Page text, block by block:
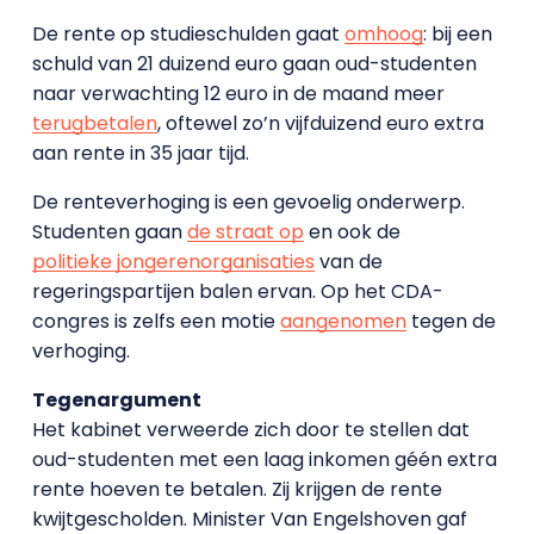
De rente op studieschulden gaat omhoog: bij een
schuld van 21 duizend euro gaan oud-studenten
naar verwachting 12 euro in de maand meer
terugbetalen, oftewel zo’n vijfduizend euro extra
aan rente in 35 jaar tijd.
De renteverhoging is een gevoelig onderwerp.
Studenten gaande straat op en ook de
politieke jongerenorganisaties van de
regeringspartijen balen ervan. Op het CDA-
congres is zelfs een motieaangenomentegen de
verhoging.
Tegenargument
Het kabinet verweerde zich door te stellen dat
oud-studenten met een laag inkomen géén extra
rente hoeven te betalen. Zij krijgen de rente
kwijtgescholden. Minister Van Engelshoven gaf